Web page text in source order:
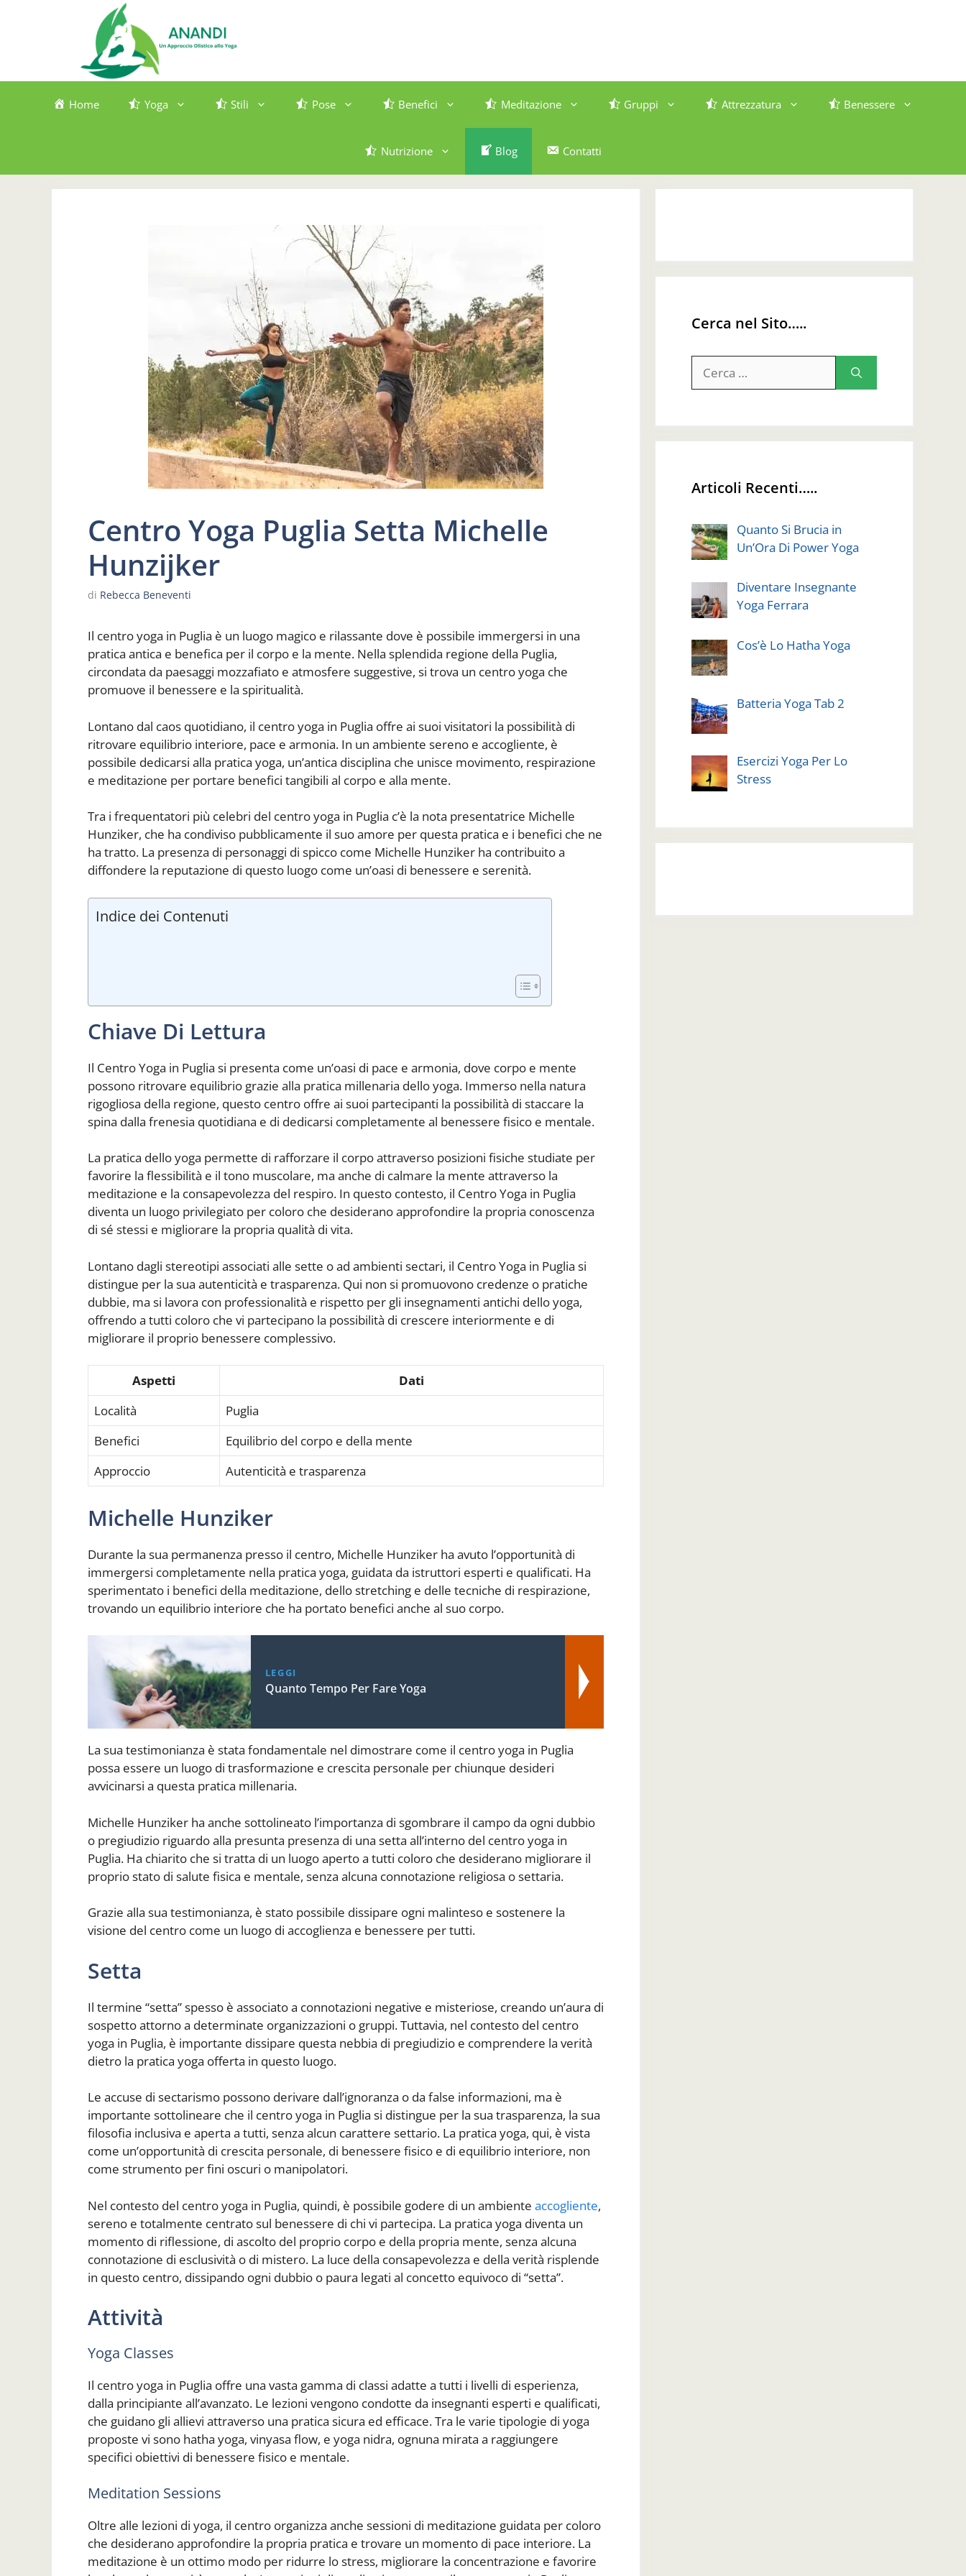
Home Yoga Stili Pose Benefici Meditazione Gruppi Attrezzatura Benessere
Nutrizione Blog Contatti
Centro Yoga Puglia Setta Michelle
Hunzijker
di Rebecca Beneventi
Il centro yoga in Puglia è un luogo magico e rilassante dove è possibile immergersi in una
pratica antica e benefica per il corpo e la mente. Nella splendida regione della Puglia,
circondata da paesaggi mozzafiato e atmosfere suggestive, si trova un centro yoga che
promuove il benessere e la spiritualità.
Lontano dal caos quotidiano, il centro yoga in Puglia offre ai suoi visitatori la possibilità di
ritrovare equilibrio interiore, pace e armonia. In un ambiente sereno e accogliente, è
possibile dedicarsi alla pratica yoga, un’antica disciplina che unisce movimento, respirazione
e meditazione per portare benefici tangibili al corpo e alla mente.
Tra i frequentatori più celebri del centro yoga in Puglia c’è la nota presentatrice Michelle
Hunziker, che ha condiviso pubblicamente il suo amore per questa pratica e i benefici che ne
ha tratto. La presenza di personaggi di spicco come Michelle Hunziker ha contribuito a
diffondere la reputazione di questo luogo come un’oasi di benessere e serenità.
Indice dei Contenuti
Chiave Di Lettura
Il Centro Yoga in Puglia si presenta come un’oasi di pace e armonia, dove corpo e mente
possono ritrovare equilibrio grazie alla pratica millenaria dello yoga. Immerso nella natura
rigogliosa della regione, questo centro offre ai suoi partecipanti la possibilità di staccare la
spina dalla frenesia quotidiana e di dedicarsi completamente al benessere fisico e mentale.
La pratica dello yoga permette di rafforzare il corpo attraverso posizioni fisiche studiate per
favorire la flessibilità e il tono muscolare, ma anche di calmare la mente attraverso la
meditazione e la consapevolezza del respiro. In questo contesto, il Centro Yoga in Puglia
diventa un luogo privilegiato per coloro che desiderano approfondire la propria conoscenza
di sé stessi e migliorare la propria qualità di vita.
Lontano dagli stereotipi associati alle sette o ad ambienti sectari, il Centro Yoga in Puglia si
distingue per la sua autenticità e trasparenza. Qui non si promuovono credenze o pratiche
dubbie, ma si lavora con professionalità e rispetto per gli insegnamenti antichi dello yoga,
offrendo a tutti coloro che vi partecipano la possibilità di crescere interiormente e di
migliorare il proprio benessere complessivo.
Aspetti
Dati
Località
Puglia
Benefici
Equilibrio del corpo e della mente
Approccio
Autenticità e trasparenza
Michelle Hunziker
Durante la sua permanenza presso il centro, Michelle Hunziker ha avuto l’opportunità di
immergersi completamente nella pratica yoga, guidata da istruttori esperti e qualificati. Ha
sperimentato i benefici della meditazione, dello stretching e delle tecniche di respirazione,
trovando un equilibrio interiore che ha portato benefici anche al suo corpo.
LEGGI
Quanto Tempo Per Fare Yoga
La sua testimonianza è stata fondamentale nel dimostrare come il centro yoga in Puglia
possa essere un luogo di trasformazione e crescita personale per chiunque desideri
avvicinarsi a questa pratica millenaria.
Michelle Hunziker ha anche sottolineato l’importanza di sgombrare il campo da ogni dubbio
o pregiudizio riguardo alla presunta presenza di una setta all’interno del centro yoga in
Puglia. Ha chiarito che si tratta di un luogo aperto a tutti coloro che desiderano migliorare il
proprio stato di salute fisica e mentale, senza alcuna connotazione religiosa o settaria.
Grazie alla sua testimonianza, è stato possibile dissipare ogni malinteso e sostenere la
visione del centro come un luogo di accoglienza e benessere per tutti.
Setta
Il termine “setta” spesso è associato a connotazioni negative e misteriose, creando un’aura di
sospetto attorno a determinate organizzazioni o gruppi. Tuttavia, nel contesto del centro
yoga in Puglia, è importante dissipare questa nebbia di pregiudizio e comprendere la verità
dietro la pratica yoga offerta in questo luogo.
Le accuse di sectarismo possono derivare dall’ignoranza o da false informazioni, ma è
importante sottolineare che il centro yoga in Puglia si distingue per la sua trasparenza, la sua
filosofia inclusiva e aperta a tutti, senza alcun carattere settario. La pratica yoga, qui, è vista
come un’opportunità di crescita personale, di benessere fisico e di equilibrio interiore, non
come strumento per fini oscuri o manipolatori.
Nel contesto del centro yoga in Puglia, quindi, è possibile godere di un ambiente accogliente,
sereno e totalmente centrato sul benessere di chi vi partecipa. La pratica yoga diventa un
momento di riflessione, di ascolto del proprio corpo e della propria mente, senza alcuna
connotazione di esclusività o di mistero. La luce della consapevolezza e della verità risplende
in questo centro, dissipando ogni dubbio o paura legati al concetto equivoco di “setta”.
Attività
Yoga Classes
Il centro yoga in Puglia offre una vasta gamma di classi adatte a tutti i livelli di esperienza,
dalla principiante all’avanzato. Le lezioni vengono condotte da insegnanti esperti e qualificati,
che guidano gli allievi attraverso una pratica sicura ed efficace. Tra le varie tipologie di yoga
proposte vi sono hatha yoga, vinyasa flow, e yoga nidra, ognuna mirata a raggiungere
specifici obiettivi di benessere fisico e mentale.
Meditation Sessions
Oltre alle lezioni di yoga, il centro organizza anche sessioni di meditazione guidata per coloro
che desiderano approfondire la propria pratica e trovare un momento di pace interiore. La
meditazione è un ottimo modo per ridurre lo stress, migliorare la concentrazione e favorire
Cerca nel Sito…..
per:
Articoli Recenti…..
Quanto Si Brucia in
Un’Ora Di Power Yoga
Diventare Insegnante
Yoga Ferrara
Cos’è Lo Hatha Yoga
Batteria Yoga Tab 2
Esercizi Yoga Per Lo
Stress